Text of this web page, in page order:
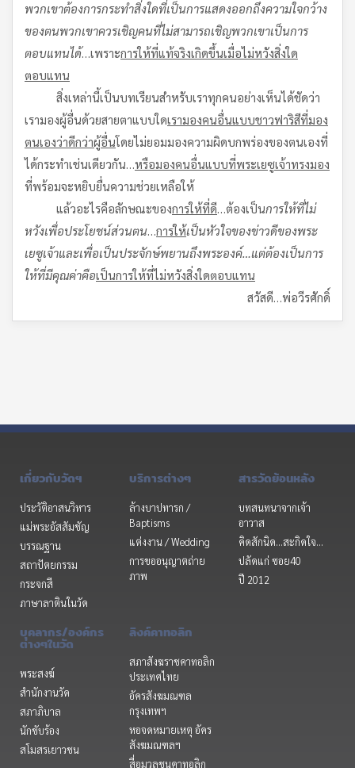
พวกเขาต้องการกระทำสิ่งใดที่เป็นการแสดงออกถึงความใจกว้าง
ของตนพวกเขาควรเชิญคนที่ไม่สามารถเชิญพวกเขาเป็นการ
ตอบแทนได้…เพราะการให้ที่แท้จริงเกิดขึ้นเมื่อไม่หวังสิ่งใด
ตอบแทน
สิ่งเหล่านี้เป็นบทเรียนสำหรับเราทุกคนอย่างเห็นได้ชัดว่า
เรามองผู้อื่นด้วยสายตาแบบใดเรามองคนอื่นแบบชาวฟาริสีที่มอง
ตนเองว่าดีกว่าผู้อื่นโดยไม่ยอมมองความผิดบกพร่องของตนเองที่
ได้กระทำเช่นเดียวกัน…หรือมองคนอื่นแบบที่พระเยซูเจ้าทรงมอง
ที่พร้อมจะหยิบยื่นความช่วยเหลือให้
แล้วอะไรคือลักษณะของการให้ที่ดี…ต้องเป็นการให้ที่ไม่
หวังเพื่อประโยชน์ส่วนตน…การให้เป็นหัวใจของข่าวดีของพระ
เยซูเจ้าและเพื่อเป็นประจักษ์พยานถึงพระองค์…แต่ต้องเป็นการ
ให้ที่มีคุณค่าคือเป็นการให้ที่ไม่หวังสิ่งใดตอบแทน
สวัสดี…พ่อวีรศักดิ์
เกี่ยวกับวัดฯ
ประวัติอาสนวิหาร
แม่พระอัสสัมชัญ
บรรณฐาน
สถาปัตยกรรม
กระจกสี
ภาษาลาตินในวัด
บริการต่างๆ
ล้างบาปทารก /
Baptisms
แต่งงาน / Wedding
การขออนุญาตถ่าย
ภาพ
สารวัดย้อนหลัง
บทสนทนาจากเจ้า
อาวาส
คิดสักนิด...สะกิดใจ...
ปลัดแก่ ซอย40
ปี 2012
บุคลากร/องค์กร
ต่างๆในวัด
พระสงฆ์
สำนักงานวัด
สภาภิบาล
นักขับร้อง
สโมสรเยาวชน
ลิงค์คาทอลิก
สภาสังฆราชคาทอลิก
ประเทศไทย
อัครสังฆมณฑล
กรุงเทพฯ
หอจดหมายเหตุ อัคร
สังฆมณฑลฯ
สื่อมวลชนคาทอลิก